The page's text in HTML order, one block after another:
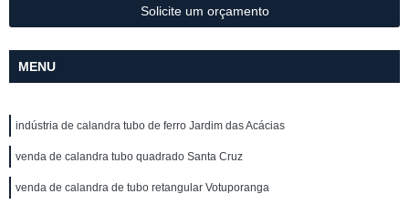
Solicite um orçamento
MENU
indústria de calandra tubo de ferro Jardim das Acácias
venda de calandra tubo quadrado Santa Cruz
venda de calandra de tubo retangular Votuporanga